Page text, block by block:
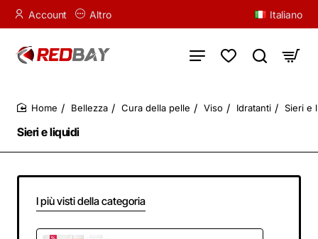
Account Altro Italiano
Sieri e liquidi
Bellezza Cura della pelle Viso Idratanti Sieri e
I più visti della categoria